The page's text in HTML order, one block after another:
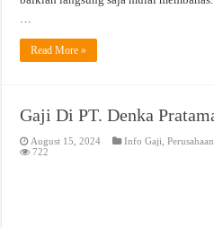
…
Read More »
Gaji Di PT. Denka
August 15, 2024 Info Gaji ,
722